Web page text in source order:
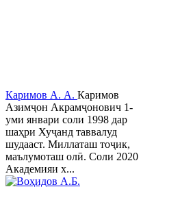
Каримов А. А. Каримов
Азимҷон Акрамҷонович 1-
уми январи соли 1998 дар
шаҳри Хуҷанд таввалуд
шудааст. Миллаташ тоҷик,
маълумоташ олӣ. Соли 2020
Академияи х...